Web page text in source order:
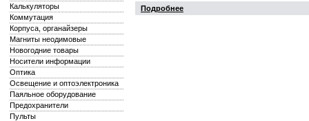
Калькуляторы
Коммутация
Корпуса, органайзеры
Магниты неодимовые
Новогодние товары
Носители информации
Оптика
Освещение и оптоэлектроника
Паяльное оборудование
Предохранители
Пульты
Подробнее